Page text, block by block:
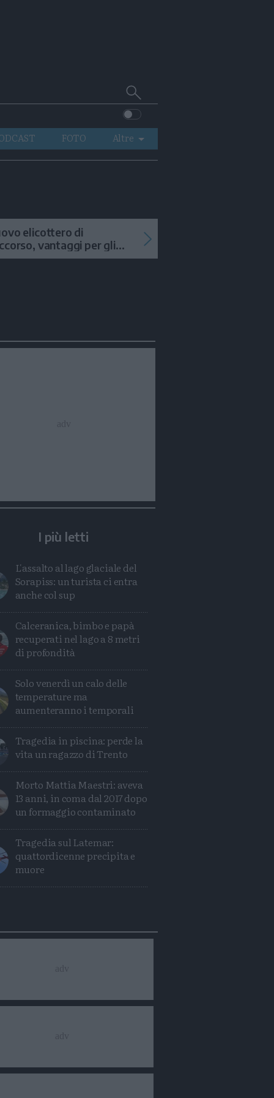
Cerca
su
Trentino
FOTO
Altre
VIDEO
elicottero di
vantaggi per gli
in alta quota
I più letti
L'assalto al lago glaciale del
Sorapiss: un turista ci entra
anche col sup
Calceranica, bimbo e papà
recuperati nel lago a 8 metri
di profondità
Solo venerdì un calo delle
temperature ma
aumenteranno i temporali
Tragedia in piscina: perde la
vita un ragazzo di Trento
Morto Mattia Maestri: aveva
13 anni, in coma dal 2017 dopo
un formaggio contaminato
Tragedia sul Latemar:
quattordicenne precipita e
muore